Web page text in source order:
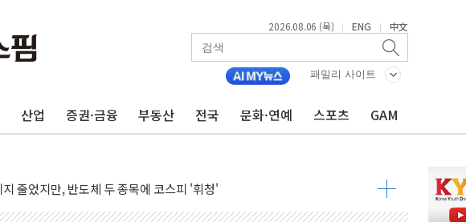
2026.08.06 (목) | ENG | 中文
패밀리 사이트
산업 증권·금융 부동산 전국 문화·연예 스포츠 GAM
하는 '불금전파, 송정' 시즌2
비트코인, ETF 자금 유입에도 박스권…美 암호화폐 법안 처리 여부도 변수
염 속 잠실 개표소 시위 '62일째'..."대부분 여기서 상주"
지 줄었지만, 반도체 두 종목에 코스피 '휘청'
창고서 화재…차량 3대·건물 1동 전소